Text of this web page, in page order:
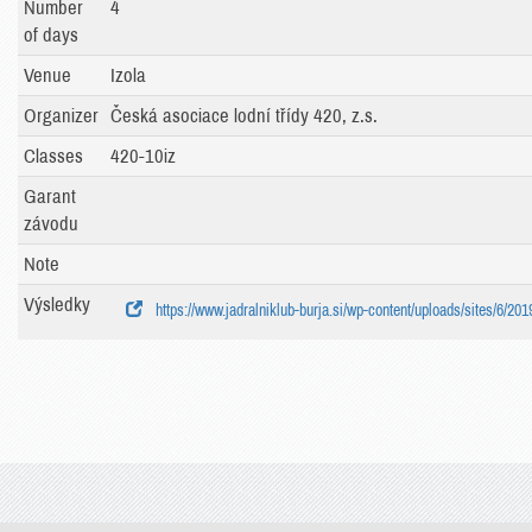
Number
of days
4
Venue
Izola
Organizer Česká asociace lodní třídy 420, z.s.
Classes
420-10iz
Garant
závodu
Note
Výsledky
https://www.jadralniklub-burja.si/wp-content/uploads/sites/6/